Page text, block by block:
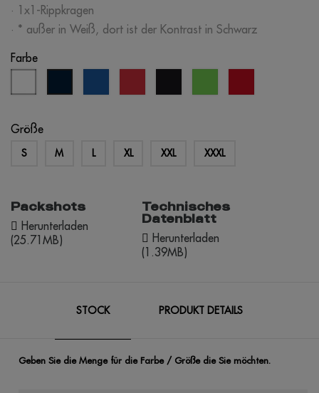
· 1x1-Rippkragen
· * außer in Weiß, dort ist der Kontrast in Schwarz
Farbe
Größe
S M L XL XXL XXXL
Packshots
Herunterladen
(25.71MB)
Technisches
Datenblatt
Herunterladen
(1.39MB)
STOCK PRODUKT DETAILS
Geben Sie die Menge für die Farbe / Größe die Sie möchten.